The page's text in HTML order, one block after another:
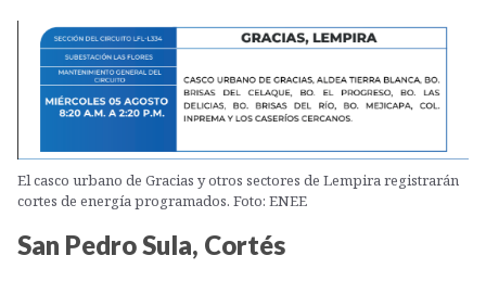
El casco urbano de Gracias y otros sectores de Lempira registrarán
cortes de energía programados. Foto: ENEE
San Pedro Sula, Cortés